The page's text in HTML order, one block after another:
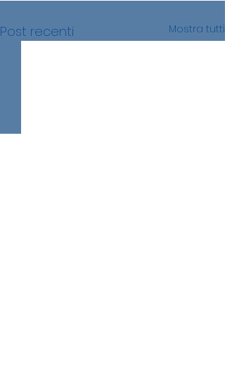
Post recenti Mostra tutti